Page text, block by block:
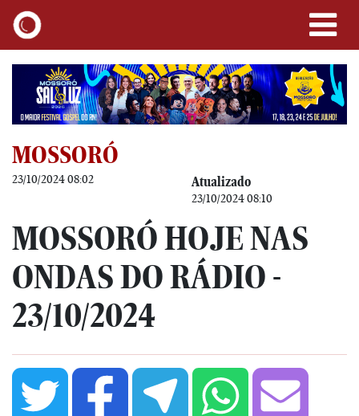
MOSSORÓ
23/10/2024 08:02 Atualizado
23/10/2024 08:10
MOSSORÓ HOJE NAS
ONDAS DO RÁDIO -
23/10/2024